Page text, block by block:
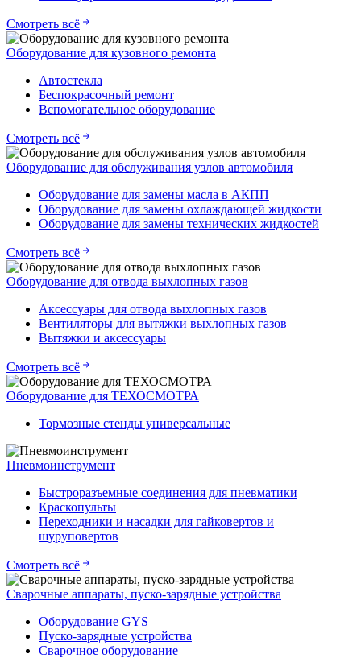
Смотреть всё
Оборудование для кузовного ремонта
Автостекла
Беспокрасочный ремонт
Вспомогательное оборудование
Смотреть всё
Оборудование для обслуживания узлов автомобиля
Оборудование для замены масла в АКПП
Оборудование для замены охлаждающей жидкости
Оборудование для замены технических жидкостей
Смотреть всё
Оборудование для отвода выхлопных газов
Аксессуары для отвода выхлопных газов
Вентиляторы для вытяжки выхлопных газов
Вытяжки и аксессуары
Смотреть всё
Оборудование для ТЕХОСМОТРА
Тормозные стенды универсальные
Пневмоинструмент
Быстроразъемные соединения для пневматики
Краскопульты
Переходники и насадки для гайковертов и
шуруповертов
Смотреть всё
Сварочные аппараты, пуско-зарядные устройства
Оборудование GYS
Пуско-зарядные устройства
Сварочное оборудование